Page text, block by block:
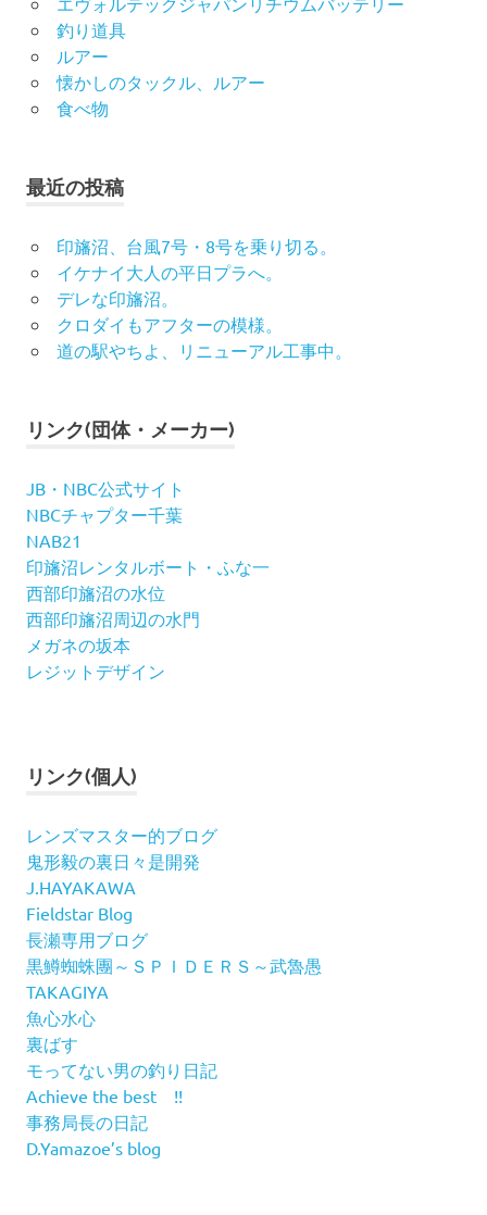
釣り道具
ルアー
懐かしのタックル、ルアー
食べ物
最近の投稿
印旛沼、台風7号・8号を乗り切る。
イケナイ大人の平日プラへ。
デレな印旛沼。
クロダイもアフターの模様。
道の駅やちよ、リニューアル工事中。
リンク(団体・メーカー)
JB・NBC公式サイト
NBCチャプター千葉
NAB21
印旛沼レンタルボート・ふな一
西部印旛沼の水位
西部印旛沼周辺の水門
メガネの坂本
レジットデザイン
リンク(個人)
レンズマスター的ブログ
鬼形毅の裏日々是開発
J.HAYAKAWA
Fieldstar Blog
長瀬専用ブログ
黒鱒蜘蛛團～ＳＰＩＤＥＲＳ～武魯愚
TAKAGIYA
魚心水心
裏ばす
モってない男の釣り日記
Achieve the best !!
事務局長の日記
D.Yamazoe’s blog